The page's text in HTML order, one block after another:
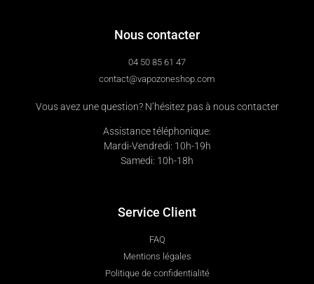
Nous contacter
04 50 85 61 47
contact@vapozoneshop.com
Vous avez une question? N’hésitez pas à nous contacter
Assistance téléphonique:
Mardi-Vendredi: 10h-19h
Samedi: 10h-18h
Service Client
FAQ
Mentions légales
Politique de confidentialité